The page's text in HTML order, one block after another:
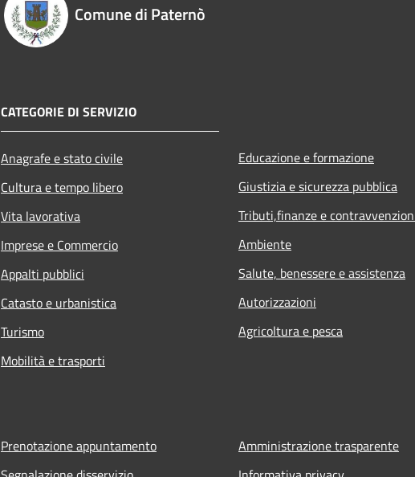
Comune di Paternò
CATEGORIE DI SERVIZIO
Anagrafe e stato civile
Cultura e tempo libero
Vita lavorativa
Imprese e Commercio
Appalti pubblici
Catasto e urbanistica
Turismo
Mobilità e trasporti
Educazione e formazione
Giustizia e sicurezza pubblica
Tributi,finanze e
Ambiente
Salute, benessere e assistenza
Autorizzazioni
Agricoltura e pesca
Prenotazione appuntamento
Amministrazione trasparente